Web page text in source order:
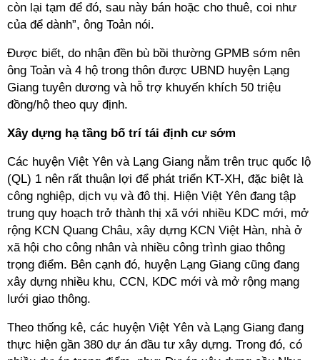
còn lại tạm để đó, sau này bán hoặc cho thuê, coi như
của để dành”, ông Toản nói.
Được biết, do nhận đền bù bồi thường GPMB sớm nên
ông Toản và 4 hộ trong thôn được UBND huyện Lạng
Giang tuyên dương và hỗ trợ khuyến khích 50 triệu
đồng/hộ theo quy định.
Xây dựng hạ tầng bố trí tái định cư sớm
Các huyện Việt Yên và Lạng Giang nằm trên trục quốc lộ
(QL) 1 nên rất thuận lợi để phát triển KT-XH, đặc biệt là
công nghiệp, dịch vụ và đô thị. Hiện Việt Yên đang tập
trung quy hoạch trở thành thị xã với nhiều KDC mới, mở
rộng KCN Quang Châu, xây dựng KCN Việt Hàn, nhà ở
xã hội cho công nhân và nhiều công trình giao thông
trọng điểm. Bên cạnh đó, huyện Lạng Giang cũng đang
xây dựng nhiều khu, CCN, KDC mới và mở rộng mạng
lưới giao thông.
Theo thống kê, các huyện Việt Yên và Lạng Giang đang
thực hiện gần 380 dự án đầu tư xây dựng. Trong đó, có